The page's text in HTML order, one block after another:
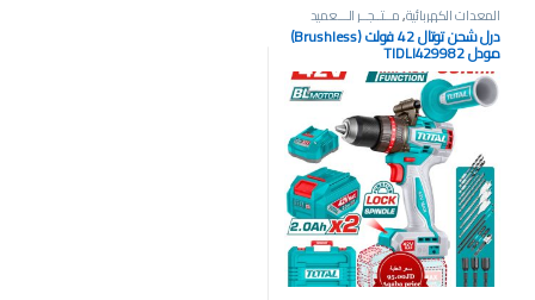
المعدات الكهربائية,مــتــجــر الـــعميد
درل شحن توتال 42 فولت (Brushless)
مودل TIDLI429982